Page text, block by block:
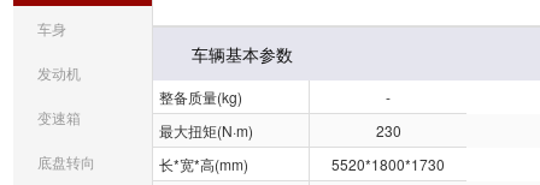
车身
发动机
变速箱
底盘转向
车辆基本参数
整备质量(kg)
-
最大扭矩(N·m)
230
长*宽*高(mm)
5520*1800*1730